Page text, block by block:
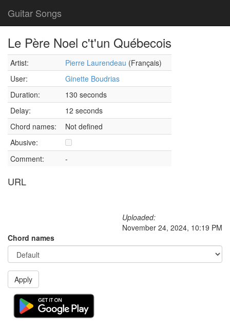
Guitar Songs
Le Père Noel c't'un Québecois
Artist: Pierre Laurendeau (Français)
User:
Ginette Boudrias
Duration:
130 seconds
Delay:
12 seconds
Chord names:
Not defined
Abusive:
Comment:
-
URL
Uploaded:
November 24, 2024, 10:19 PM
Chord names
Apply